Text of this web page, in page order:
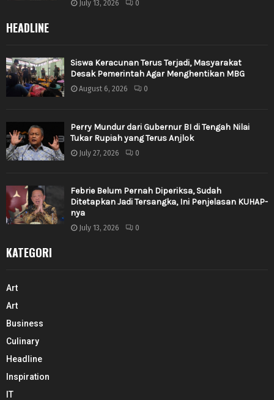
July 13, 2026 0
HEADLINE
Siswa Keracunan Terus Terjadi, Masyarakat
Desak Pemerintah Agar Menghentikan MBG
August 6, 2026 0
Perry Mundur dari Gubernur BI di Tengah Nilai
Tukar Rupiah yang Terus Anjlok
July 27, 2026 0
Febrie Belum Pernah Diperiksa, Sudah
Ditetapkan Jadi Tersangka, Ini Penjelasan KUHAP-
nya
July 13, 2026 0
KATEGORI
Art
Art
Business
Culinary
Headline
Inspiration
IT